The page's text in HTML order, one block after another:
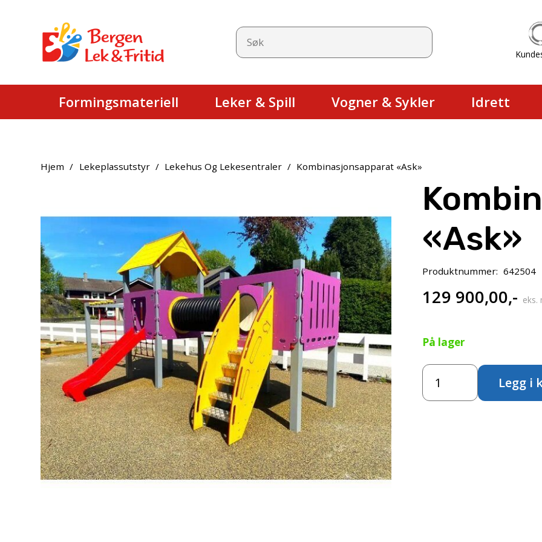
Formingsmateriell Leker & Spill Vogner & Sykler Idrett
Hjem / Lekeplassutstyr / Lekehus Og Lekesentraler / Kombinasjonsapparat «Ask»
«Ask»
Produktnummer: 642504
129 900,00,- eks.
På lager
Kombinasjonsapparat
"Ask"
antall
Legg i